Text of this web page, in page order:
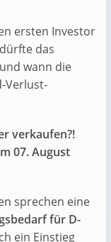
ersten Investor
das
wann die
Verlust-
verkaufen?!
07. August
sprechen eine
für D-
ein Einstieg